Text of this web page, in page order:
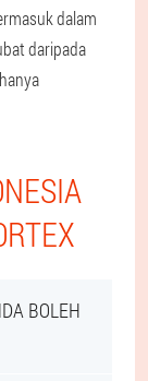
dalam
daripada
BOLEH